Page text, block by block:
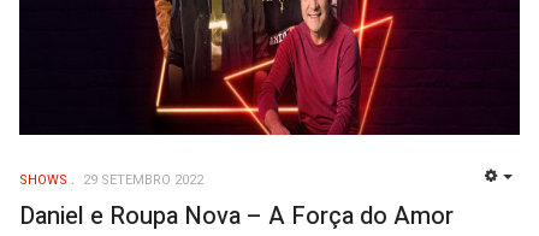
SHOWS 29 SETEMBRO 2022
Daniel e Roupa Nova – A Força do Amor